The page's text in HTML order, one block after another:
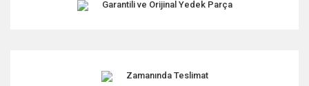
Garantili ve Orijinal Yedek Parça
Zamanında Teslimat